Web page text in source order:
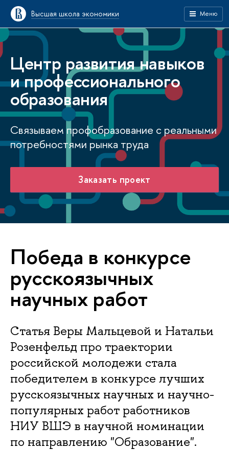
Высшая школа экономики Меню
Центр развития навыков
и профессионального
образования
Связываем профобразование с реальными
потребностями рынка труда
Заказать проект
Победа в конкурсе
русскоязычных
научных работ
Статья Веры Мальцевой и Натальи
Розенфельд про траектории
российской молодежи стала
победителем в конкурсе лучших
русскоязычных научных и научно-
популярных работ работников
НИУ ВШЭ в научной номинации
по направлению "Образование".